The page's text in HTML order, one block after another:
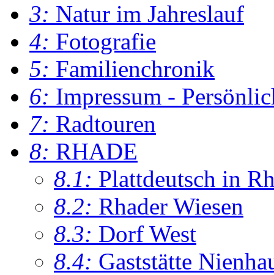
3: Natur im Jahreslauf
4: Fotografie
5: Familienchronik
6: Impressum -
7: Radtouren
8: RHADE
8.1: Plattdeutsch in
8.2: Rhader Wiesen
8.3: Dorf West
8.4: Gaststätte